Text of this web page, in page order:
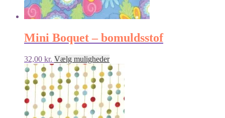
Mini Boquet – bomuldsstof
32,00 kr. Vælg mulighederDette
vare
har
flere
varianter.
Mulighederne
kan